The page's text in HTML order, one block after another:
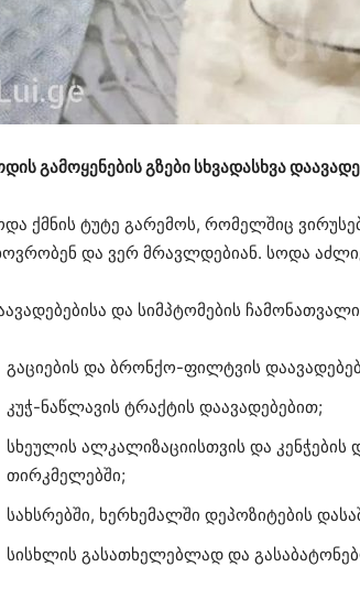
გამოყენების გზები სხვადასხვა
ქმნის ტუტე გარემოს, რომელშიც
და ვერ მრავლდებიან. სოდა
და სიმპტომების
გაციების და ბრონქო-ფილტვის
კუჭ-ნაწლავის ტრაქტის დაავადებებით;
სხეულის ალკალიზაციისთვის და კენჭების
თირკმელებში;
სახსრებში, ხერხემალში დეპოზიტების
სისხლის გასათხელებლად და